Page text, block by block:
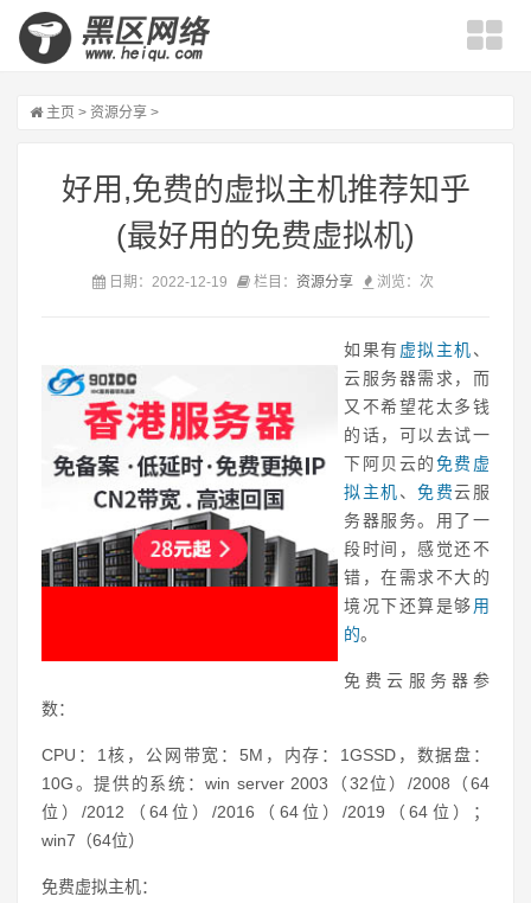
主页 > 资源分享 >
好用,免费的虚拟主机推荐知乎
(最好用的免费虚拟机)
日期：2022-12-19 栏目： 资源分享 浏览： 次
如果有 虚拟主机、
云服务器需求，而
又不希望花太多钱
的话，可以去试一
下阿贝云的免费 虚
拟主机、免费云服
务器服务。用了一
段时间，感觉还不
错，在需求不大的
境况下还算是够用
的。
免费云服务器参
数：
CPU：1核，公网带宽：5M，内存：1GSSD，数据盘：
10G。提供的系统：win server 2003（32位）/2008（64
位）/2012（64位）/2016（64位）/2019（64位）；
win7（64位）
免费虚拟主机：